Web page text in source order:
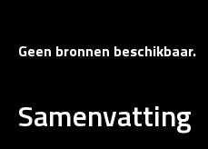
Geen bronnen beschikbaar.
Samenvatting